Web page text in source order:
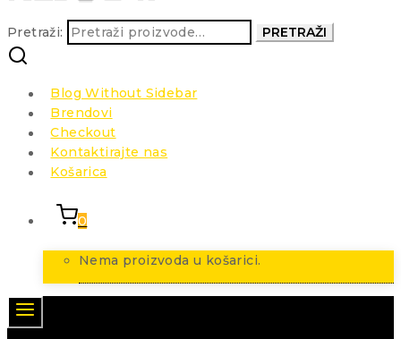
Pretraži: PRETRAŽI
Blog Without Sidebar
Brendovi
Checkout
Kontaktirajte nas
Košarica
0
Nema proizvoda u košarici.